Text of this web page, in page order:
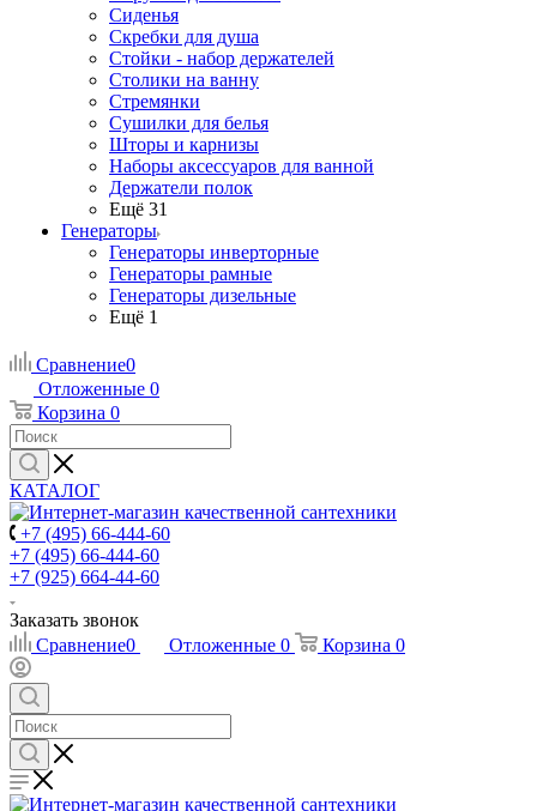
Сиденья
Скребки для душа
Стойки - набор держателей
Столики на ванну
Стремянки
Сушилки для белья
Шторы и карнизы
Наборы аксессуаров для ванной
Держатели полок
Ещё 31
Генераторы
Генераторы инверторные
Генераторы рамные
Генераторы дизельные
Ещё 1
Сравнение0
Отложенные 0
Корзина 0
КАТАЛОГ
+7 (495) 66-444-60
+7 (495) 66-444-60
+7 (925) 664-44-60
Заказать звонок
Сравнение0 Отложенные 0 Корзина 0